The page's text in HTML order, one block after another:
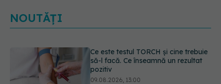
NOUTĂȚI
Caz șocant la Cluj. Echipaj de
ambulanță atacat în timpul unei
misiuni în Cluj. Șoferul a ajuns la
operație.